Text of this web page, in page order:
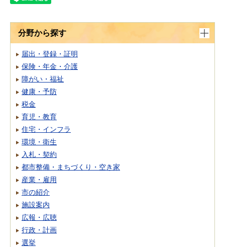
分野から探す
届出・登録・証明
保険・年金・介護
障がい・福祉
健康・予防
税金
育児・教育
住宅・インフラ
環境・衛生
入札・契約
都市整備・まちづくり・空き家
産業・雇用
市の紹介
施設案内
広報・広聴
行政・計画
選挙